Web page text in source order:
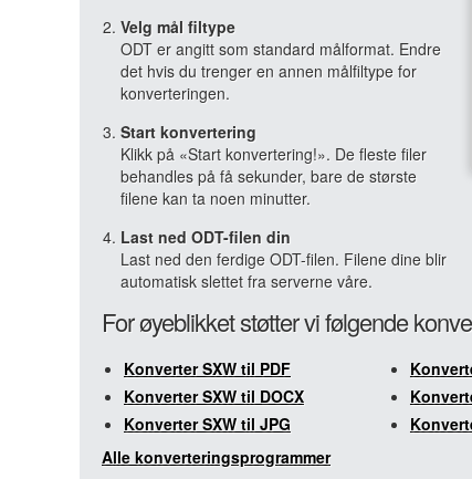
Velg mål filtype
ODT er angitt som standard målformat. Endre
det hvis du trenger en annen målfiltype for
konverteringen.
Start konvertering
Klikk på «Start konvertering!». De fleste filer
behandles på få sekunder, bare de største
filene kan ta noen minutter.
Last ned ODT-filen din
Last ned den ferdige ODT-filen. Filene dine blir
automatisk slettet fra serverne våre.
For øyeblikket støtter vi følgende
Konverter SXW til PDF
Konverter SXW til DOCX
Konverter SXW til JPG
Alle konverteringsprogrammer